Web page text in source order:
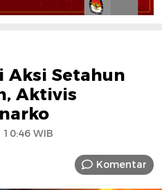
Aksi Setahun
Aktivis
WIB
Komentar